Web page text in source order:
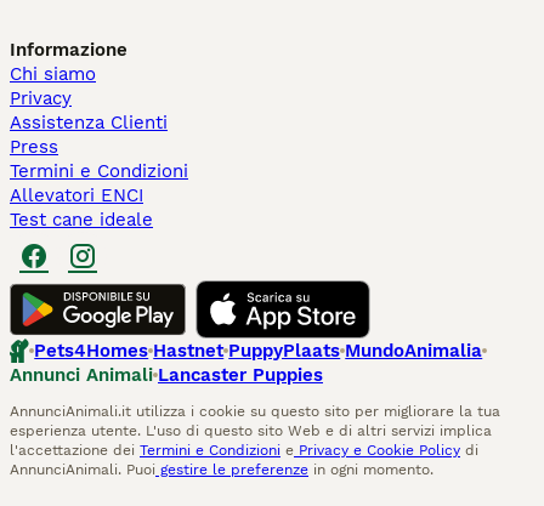
Informazione
Chi siamo
Privacy
Assistenza Clienti
Press
Termini e Condizioni
Allevatori ENCI
Test cane ideale
Pets4Homes Hastnet PuppyPlaats MundoAnimalia
Annunci Animali Lancaster Puppies
AnnunciAnimali.it utilizza i cookie su questo sito per migliorare la tua
esperienza utente. L'uso di questo sito Web e di altri servizi implica
l'accettazione dei Termini e Condizioni e Privacy e Cookie Policy di
AnnunciAnimali. Puoi gestire le preferenze in ogni momento.